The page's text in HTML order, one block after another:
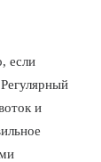
если
и